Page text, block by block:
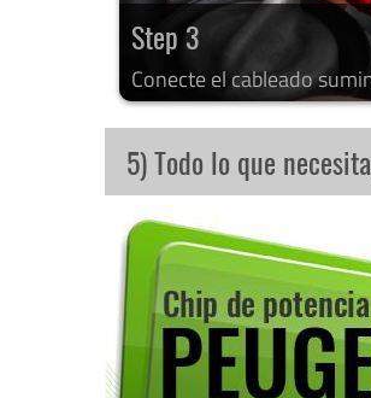
Step 3
Conecte el cableado
5) Todo lo que